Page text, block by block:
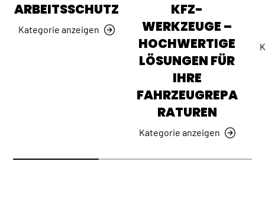
ARBEITSSCHUTZ
Kategorie anzeigen
KFZ-
WERKZEUGE –
HOCHWERTIGE
LÖSUNGEN FÜR
IHRE
FAHRZEUGREPA
RATUREN
Kategorie anzeigen